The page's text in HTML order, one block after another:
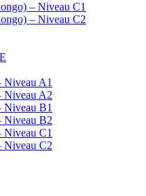
– Niveau C1
– Niveau C2
Niveau A1
Niveau A2
Niveau B1
Niveau B2
Niveau C1
Niveau C2